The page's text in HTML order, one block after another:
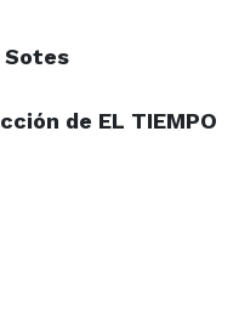
Sotes
de EL TIEMPO